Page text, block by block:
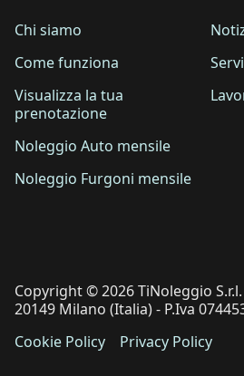
Chi siamo
Come funziona
Visualizza la tua
prenotazione
Noleggio Auto mensile
Noleggio Furgoni mensile
Copyright © 2026 TiNoleggio
20149 Milano (Italia) - P.Iva
Cookie Policy
Privacy Policy